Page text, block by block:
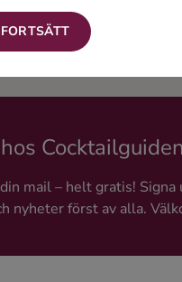
FORTSÄTT
mail – helt gratis! Signa
nyheter först av alla.